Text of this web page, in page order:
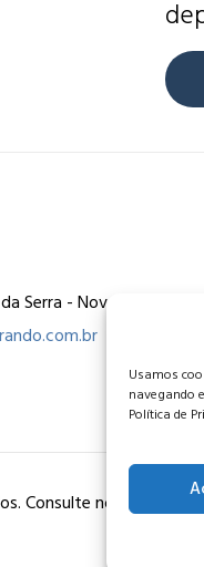
Usamos
navegando
Política de
Serra - Nova Lima/
Consulte nossa